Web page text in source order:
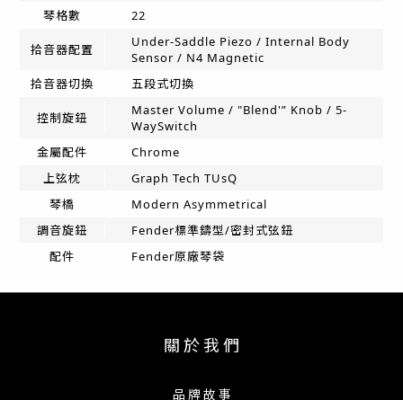
琴格數
22
拾音器配置
Under-Saddle Piezo / Internal Body
Sensor / N4 Magnetic
拾音器切換
五段式切換
控制旋鈕
Master Volume / "Blend'” Knob / 5-
WaySwitch
金屬配件
Chrome
上弦枕
Graph Tech TUsQ
琴橋
Modern Asymmetrical
調音旋鈕
Fender標準鑄型/密封式弦鈕
配件
Fender原廠琴袋
關 於 我 們
品 牌 故 事